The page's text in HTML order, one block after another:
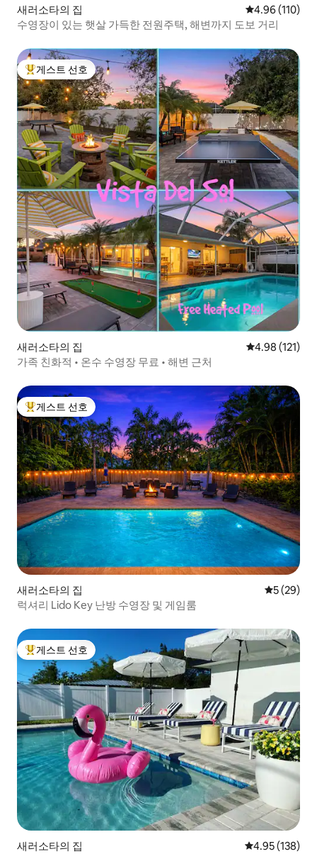
새러소타의 집 평점 4.96점(5
4.96 (110)
수영장이 있는 햇살 가득한 전원주택, 해변까지 도보 거리
상위 게스트 선호
게스트 선호
새러소타의 집 평점 4.98점(5
4.98 (121)
가족 친화적 • 온수 수영장 무료 • 해변 근처
상위 게스트 선호
게스트 선호
새러소타의 집 평점 5점(5
5 (29)
럭셔리 Lido Key 난방 수영장 및 게임룸
상위 게스트 선호
게스트 선호
새러소타의 집 평점 4.95점(5
4.95 (138)